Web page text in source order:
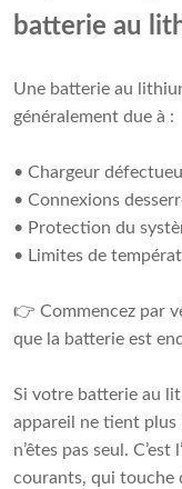
batterie au
Une batterie au
généralement due à :
• Chargeur
• Connexions
• Protection du
• Limites de
👉 Commencez par
que la batterie est
Si votre batterie au
appareil ne tient plus
n’êtes pas seul.
courants, qui touche